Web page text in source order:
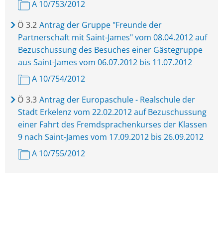
A 10/753/2012
Ö 3.2 Antrag der Gruppe "Freunde der
Partnerschaft mit Saint-James" vom 08.04.2012 auf
Bezuschussung des Besuches einer Gästegruppe
aus Saint-James vom 06.07.2012 bis 11.07.2012
A 10/754/2012
Ö 3.3 Antrag der Europaschule - Realschule der
Stadt Erkelenz vom 22.02.2012 auf Bezuschussung
einer Fahrt des Fremdsprachenkurses der Klassen
9 nach Saint-James vom 17.09.2012 bis 26.09.2012
A 10/755/2012